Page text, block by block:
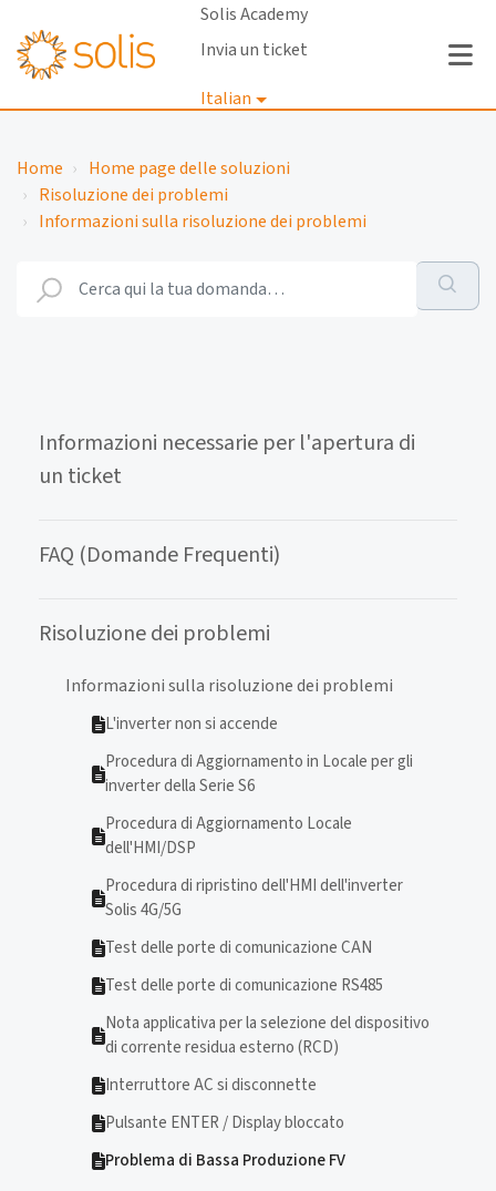
Solis Academy
Invia un ticket
Italian
Accedi
Home
Home page delle soluzioni
Risoluzione dei problemi
Informazioni sulla risoluzione dei problemi
Informazioni necessarie per l'apertura di
un ticket
FAQ (Domande Frequenti)
Risoluzione dei problemi
Informazioni sulla risoluzione dei problemi
L'inverter non si accende
Procedura di Aggiornamento in Locale per gli
inverter della Serie S6
Procedura di Aggiornamento Locale
dell'HMI/DSP
Procedura di ripristino dell'HMI dell'inverter
Solis 4G/5G
Test delle porte di comunicazione CAN
Test delle porte di comunicazione RS485
Nota applicativa per la selezione del dispositivo
di corrente residua esterno (RCD)
Interruttore AC si disconnette
Pulsante ENTER / Display bloccato
Problema di Bassa Produzione FV